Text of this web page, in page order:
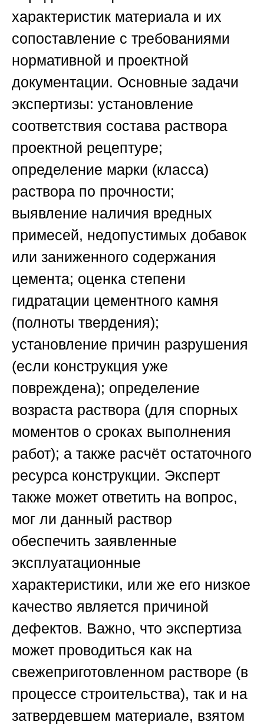
характеристик материала и их
сопоставление с требованиями
нормативной и проектной
документации. Основные задачи
экспертизы: установление
соответствия состава раствора
проектной рецептуре;
определение марки (класса)
раствора по прочности;
выявление наличия вредных
примесей, недопустимых добавок
или заниженного содержания
цемента; оценка степени
гидратации цементного камня
(полноты твердения);
установление причин разрушения
(если конструкция уже
повреждена); определение
возраста раствора (для спорных
моментов о сроках выполнения
работ); а также расчёт остаточного
ресурса конструкции. Эксперт
также может ответить на вопрос,
мог ли данный раствор
обеспечить заявленные
эксплуатационные
характеристики, или же его низкое
качество является причиной
дефектов. Важно, что экспертиза
может проводиться как на
свежеприготовленном растворе (в
процессе строительства), так и на
затвердевшем материале, взятом